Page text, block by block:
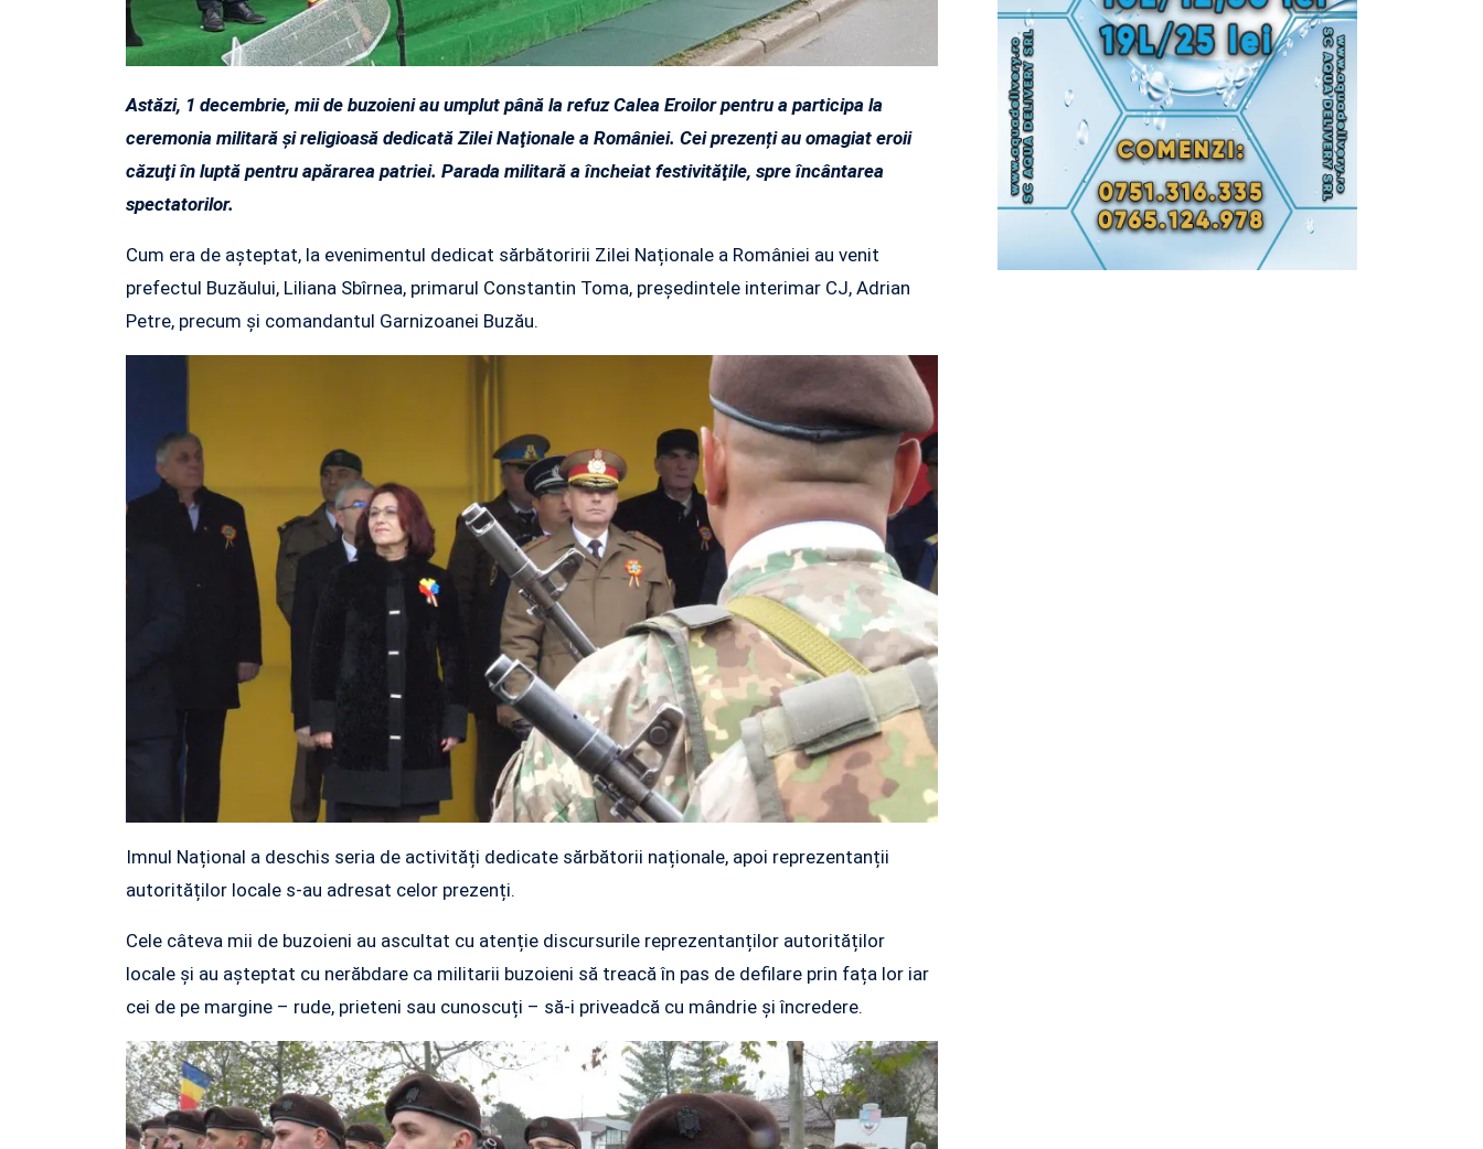
Astăzi, 1 decembrie, mii de buzoieni au umplut până la refuz Calea Eroilor pentru a participa la
ceremonia militară şi religioasă dedicată Zilei Naţionale a României. Cei prezenți au omagiat eroii
căzuţi în luptă pentru apărarea patriei. Parada militară a încheiat festivităţile, spre încântarea
spectatorilor.
Cum era de așteptat, la evenimentul dedicat sărbătoririi Zilei Naționale a României au venit
prefectul Buzăului, Liliana Sbîrnea, primarul Constantin Toma, președintele interimar CJ, Adrian
Petre, precum și comandantul Garnizoanei Buzău.
Imnul Național a deschis seria de activități dedicate sărbătorii naționale, apoi reprezentanții
autorităților locale s-au adresat celor prezenți.
Cele câteva mii de buzoieni au ascultat cu atenție discursurile reprezentanților autorităților
locale și au așteptat cu nerăbdare ca militarii buzoieni să treacă în pas de defilare prin fața lor iar
cei de pe margine – rude, prieteni sau cunoscuți – să-i priveadcă cu mândrie și încredere.